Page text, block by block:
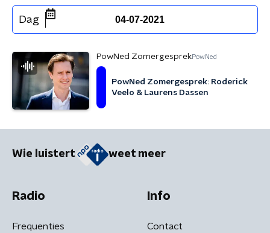
Dag 04-07-2021
PowNed ZomergesprekPowNed
PowNed Zomergesprek: Roderick
Veelo & Laurens Dassen
Wie luistert weet meer
Radio
Frequenties
Info
Contact